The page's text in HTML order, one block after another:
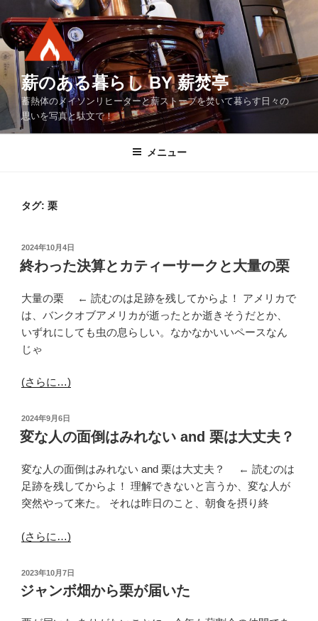
ン
テ
ン
ツ
へ
ス
キ
薪のある暮らし BY 薪焚亭
蓄熱体のメイソンリヒーターと薪ストーブを焚いて暮らす日々の
思いを写真と駄文で！
メニュー
タグ: 栗
投
稿
日:
2024年10月4日
終わった決算とカティーサークと大量の栗
大量の栗 ← 読むのは足跡を残してからよ！ アメリカで
は、バンクオブアメリカが逝ったとか逝きそうだとか、
いずれにしても虫の息らしい。なかなかいいペースなん
じゃ
(さらに…)
投
稿
日:
2024年9月6日
変な人の面倒はみれない and 栗は大丈夫？
変な人の面倒はみれない and 栗は大丈夫？ ← 読むのは
足跡を残してからよ！ 理解できないと言うか、変な人が
突然やって来た。 それは昨日のこと、朝食を摂り終
(さらに…)
投
稿
日:
2023年10月7日
ジャンボ畑から栗が届いた